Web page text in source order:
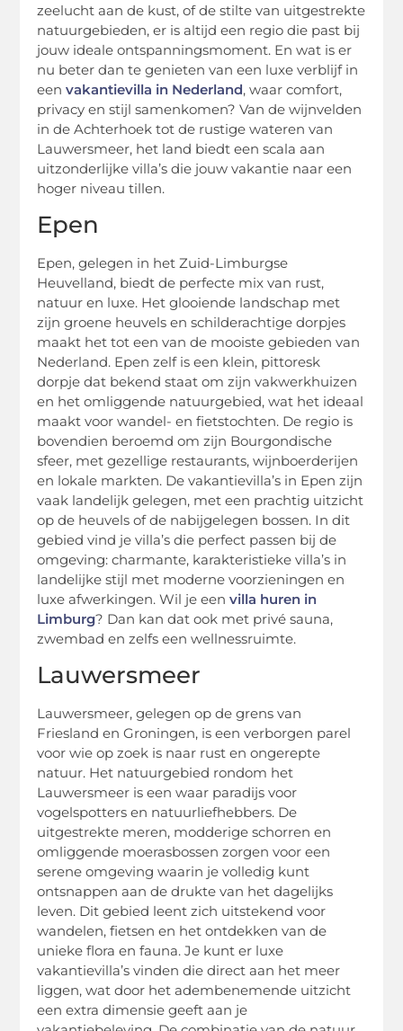
zeelucht aan de kust, of de stilte van uitgestrekte
natuurgebieden, er is altijd een regio die past bij
jouw ideale ontspanningsmoment. En wat is er
nu beter dan te genieten van een luxe verblijf in
eenvakantievilla in Nederland, waar comfort,
privacy en stijl samenkomen? Van de wijnvelden
in de Achterhoek tot de rustige wateren van
Lauwersmeer, het land biedt een scala aan
uitzonderlijke villa’s die jouw vakantie naar een
hoger niveau tillen.
Epen
Epen, gelegen in het Zuid-Limburgse
Heuvelland, biedt de perfecte mix van rust,
natuur en luxe. Het glooiende landschap met
zijn groene heuvels en schilderachtige dorpjes
maakt het tot een van de mooiste gebieden van
Nederland. Epen zelf is een klein, pittoresk
dorpje dat bekend staat om zijn vakwerkhuizen
en het omliggende natuurgebied, wat het ideaal
maakt voor wandel- en fietstochten. De regio is
bovendien beroemd om zijn Bourgondische
sfeer, met gezellige restaurants, wijnboerderijen
en lokale markten. De vakantievilla’s in Epen zijn
vaak landelijk gelegen, met een prachtig uitzicht
op de heuvels of de nabijgelegen bossen. In dit
gebied vind je villa’s die perfect passen bij de
omgeving: charmante, karakteristieke villa’s in
landelijke stijl met moderne voorzieningen en
luxe afwerkingen. Wil je eenvilla huren in
Limburg? Dan kan dat ook met privé sauna,
zwembad en zelfs een wellnessruimte.
Lauwersmeer
Lauwersmeer, gelegen op de grens van
Friesland en Groningen, is een verborgen parel
voor wie op zoek is naar rust en ongerepte
natuur. Het natuurgebied rondom het
Lauwersmeer is een waar paradijs voor
vogelspotters en natuurliefhebbers. De
uitgestrekte meren, modderige schorren en
omliggende moerasbossen zorgen voor een
serene omgeving waarin je volledig kunt
ontsnappen aan de drukte van het dagelijks
leven. Dit gebied leent zich uitstekend voor
wandelen, fietsen en het ontdekken van de
unieke flora en fauna. Je kunt er luxe
vakantievilla’s vinden die direct aan het meer
liggen, wat door het adembenemende uitzicht
een extra dimensie geeft aan je